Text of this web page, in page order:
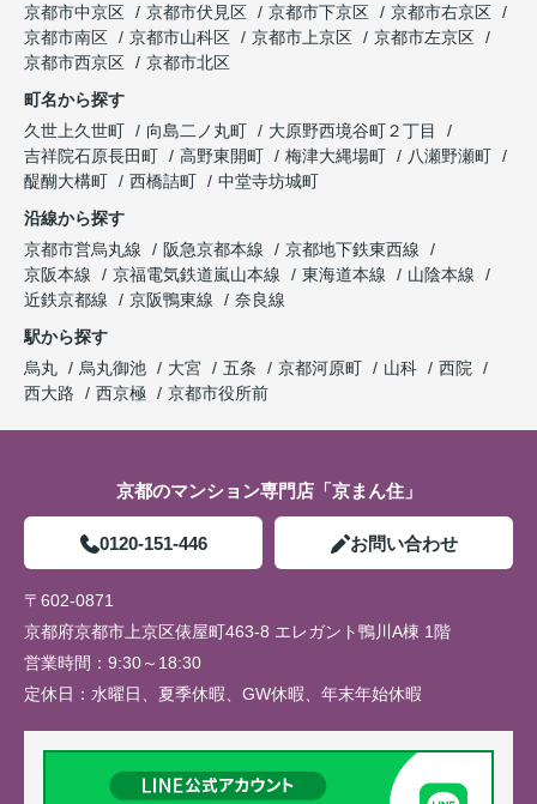
京都市中京区
京都市伏見区 京都市下京区
京都市右京区
京都市南区
京都市山科区 京都市上京区
京都市左京区
京都市西京区
京都市北区
町名から探す
久世上久世町
向島二ノ丸町
大原野西境谷町２丁目
吉祥院石原長田町
高野東開町 梅津大縄場町
八瀬野瀬町
醍醐大構町
西橋詰町
中堂寺坊城町
沿線から探す
京都市営烏丸線
阪急京都本線
京都地下鉄東西線
京阪本線
京福電気鉄道嵐山本線 東海道本線
山陰本線
近鉄京都線
京阪鴨東線
奈良線
駅から探す
烏丸
烏丸御池 大宮 五条 京都河原町 山科
西院
西大路
西京極 京都市役所前
京都のマンション専門店「京まん住」
0120-151-446 お問い合わせ
〒602-0871
京都府京都市上京区俵屋町463-8 エレガント鴨川A棟 1階
営業時間： 9:30～18:30
定休日： 水曜日、夏季休暇、GW休暇、年末年始休暇